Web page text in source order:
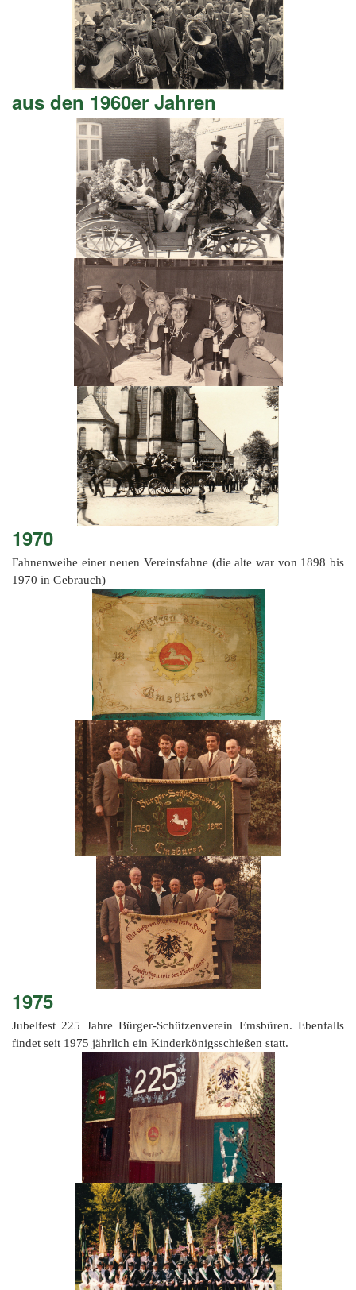
aus den 1960er Jahren
1970
Fahnenweihe einer neuen Vereinsfahne (die alte war von 1898 bis
1970 in Gebrauch)
1975
Jubelfest 225 Jahre Bürger-Schützenverein Emsbüren. Ebenfalls
findet seit 1975 jährlich ein Kinderkönigsschießen statt.